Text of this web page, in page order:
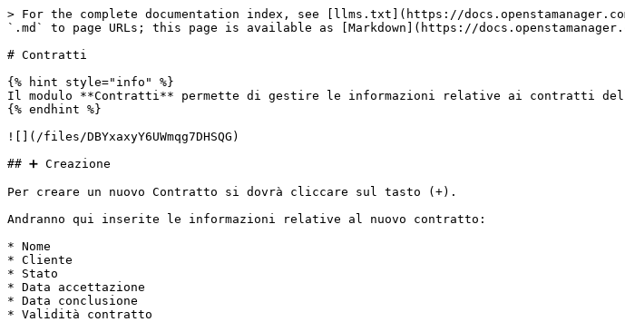
> For the complete documentation index, see [llms.txt](https://
`.md` to page URLs; this page is available as [Markdown](https://
# Contratti
{% hint style="info" %}
Il modulo **Contratti** permette di gestire le informazioni relative ai contratti
{% endhint %}
![](/files/DBYxaxyY6UWmqg7DHSQG)
## ➕ Creazione
Per creare un nuovo Contratto si dovrà cliccare sul tasto (+).
Andranno qui inserite le informazioni relative al nuovo contratto:
* Nome
* Cliente
* Stato
* Data accettazione
* Data conclusione
* Validità contratto